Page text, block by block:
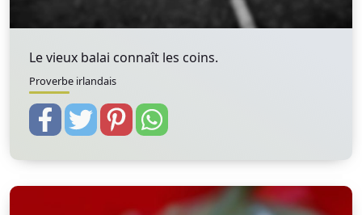
Le vieux balai connaît les coins.
Proverbe irlandais